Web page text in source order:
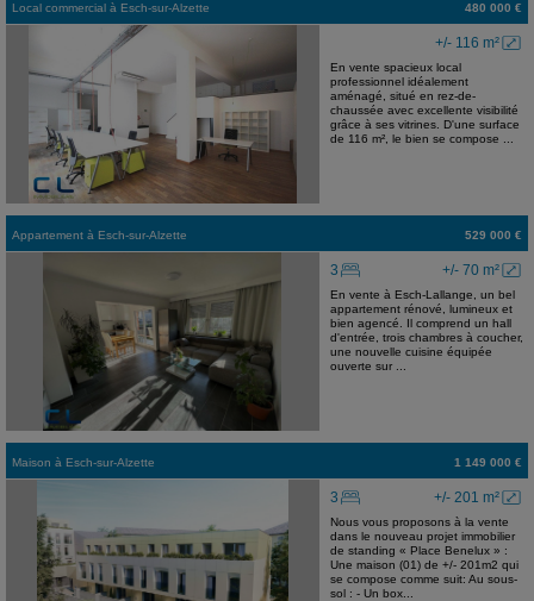
Local commercial à Esch-sur-Alzette 480 000 €
+/- 116 m²
En vente spacieux local
professionnel idéalement
aménagé, situé en rez-de-
chaussée avec excellente visibilité
grâce à ses vitrines. D'une surface
de 116 m², le bien se compose ...
Appartement à Esch-sur-Alzette 529 000 €
+/- 70 m²
3
En vente à Esch-Lallange, un bel
appartement rénové, lumineux et
bien agencé. Il comprend un hall
d'entrée, trois chambres à coucher,
une nouvelle cuisine équipée
ouverte sur ...
Maison à Esch-sur-Alzette 1 149 000 €
+/- 201 m²
3
Nous vous proposons à la vente
dans le nouveau projet immobilier
de standing « Place Benelux » :
Une maison (01) de +/- 201m2 qui
se compose comme suit: Au sous-
sol : - Un box...